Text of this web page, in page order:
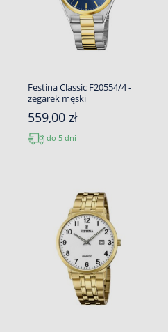
Festina Classic F20554/4 -
zegarek męski
559,00 zł
do 5 dni